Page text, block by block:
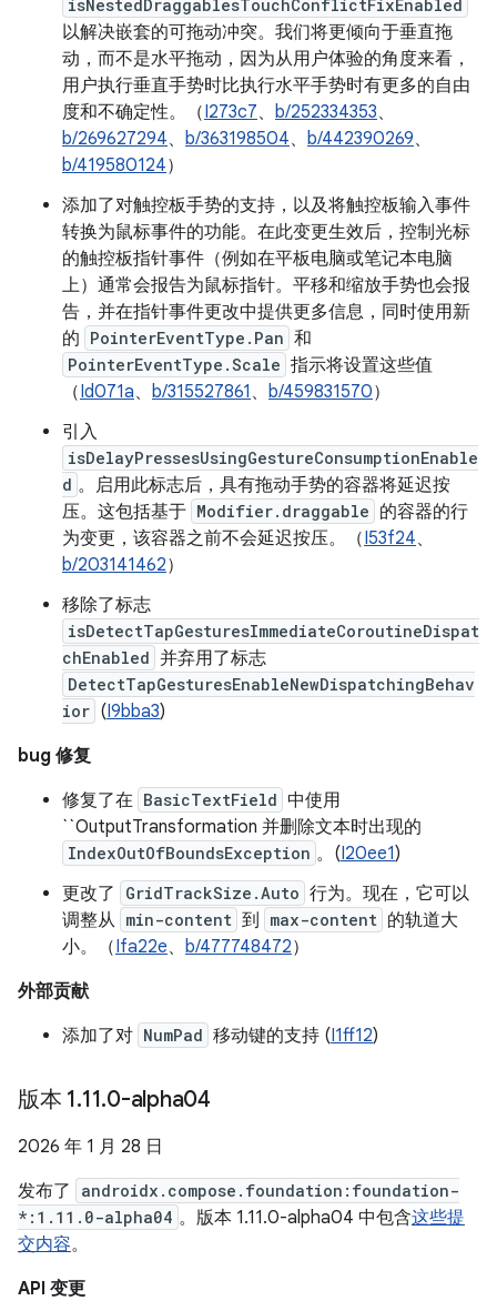
isNestedDraggablesTouchConflictFixEnabled
以解决嵌套的可拖动冲突。我们将更倾向于垂直拖
动，而不是水平拖动，因为从用户体验的角度来看，
用户执行垂直手势时比执行水平手势时有更多的自由
度和不确定性。（I273c7、 b/252334353、
b/269627294、 b/363198504、 b/442390269、
b/419580124）
添加了对触控板手势的支持，以及将触控板输入事件
转换为鼠标事件的功能。在此变更生效后，控制光标
的触控板指针事件（例如在平板电脑或笔记本电脑
上）通常会报告为鼠标指针。平移和缩放手势也会报
告，并在指针事件更改中提供更多信息，同时使用新
的 PointerEventType.Pan 和
PointerEventType.Scale 指示将设置这些值
（Id071a、 b/315527861 、 b/459831570）
引入
isDelayPressesUsingGestureConsumptionEnable
d 。启用此标志后，具有拖动手势的容器将延迟按
压。这包括基于 Modifier.draggable 的容器的行
为变更，该容器之前不会延迟按压。（I53f24、
b/203141462）
移除了标志
isDetectTapGesturesImmediateCoroutineDispat
chEnabled 并弃用了标志
DetectTapGesturesEnableNewDispatchingBehav
ior (I9bba3)
bug 修复
修复了在 BasicTextField 中使用
``OutputTransformation 并删除文本时出现的
IndexOutOfBoundsException 。(I20ee1)
更改了
GridTrackSize.Auto 行为。现在，它可以
调整从 min-content 到 max-content 的轨道大
小。（Ifa22e、 b/477748472）
外部贡献
添加了对 NumPad 移动键的支持 (I1ff12)
版本 1.11.0-alpha04
2026 年 1 月 28 日
发布了
androidx.compose.foundation:foundation-
*:1.11.0-alpha04 。版本 1.11.0-alpha04 中包含这些提
交内容。
API 变更